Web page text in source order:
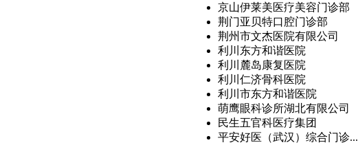
京山伊莱美医疗美容门诊部
荆门亚贝特口腔门诊部
荆州市文杰医院有限公司
利川东方和谐医院
利川麓岛康复医院
利川仁济骨科医院
利川市东方和谐医院
萌鹰眼科诊所湖北有限公司
民生五官科医疗集团
平安好医（武汉）综合门诊...